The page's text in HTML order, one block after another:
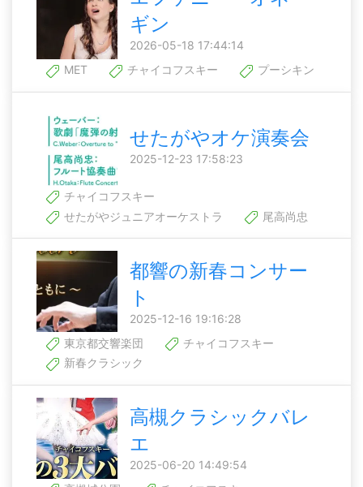
ギン
2026-05-18 17:44:14
MET
チャイコフスキー プーシキン
せたがやオケ演奏会
2025-12-23 17:58:23
チャイコフスキー
せたがやジュニアオーケストラ
尾高尚忠
都響の新春コンサー
ト
2025-12-16 19:16:28
東京都交響楽団
チャイコフスキー
新春クラシック
高槻クラシックバレ
エ
2025-06-20 14:49:54